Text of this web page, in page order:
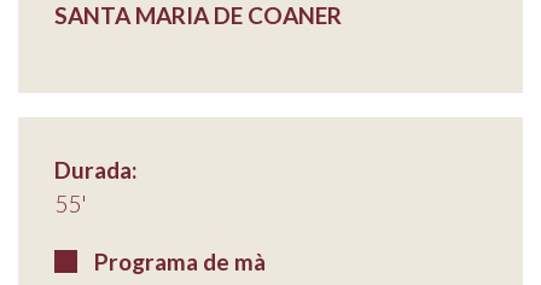
SANTA MARIA DE COANER
Durada:
55'
Programa de mà